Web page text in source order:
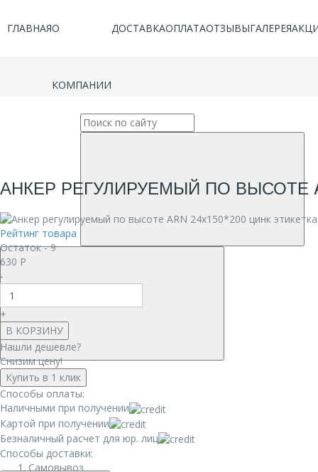
ГЛАВНАЯО
КОМПАНИИ
ДОСТАВКАОПЛАТАОТЗЫВЫГАЛЕРЕЯ
АНКЕР РЕГУЛИРУЕМЫЙ ПО ВЫСОТЕ
Рейтинг товара
Остаток - 9
630 Р
-
+
В КОРЗИНУ
Нашли дешевле?
Снизим цену!
Купить в 1 клик
Способы оплаты:
Наличными при получении
Картой при получении
Безналичный расчет для юр. лиц
Способы доставки:
Самовывоз